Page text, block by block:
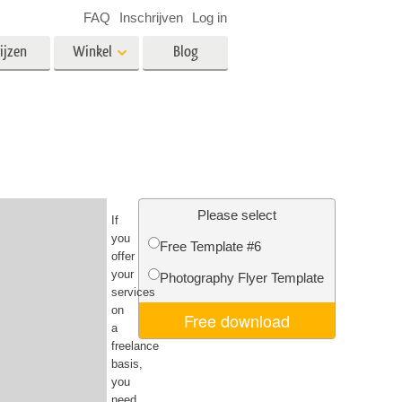
Foto Restauratie
Winkel Blog
FAQ Inschrijven Log in
Please select
Free Template #6
Photography Flyer Template
Free download
If
you
offer
your
services
on
a
freelance
basis,
you